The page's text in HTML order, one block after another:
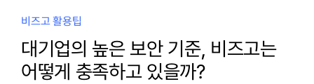
비즈고 활용팁
대기업의 높은 보안 기준, 비즈고는
어떻게 충족하고 있을까?